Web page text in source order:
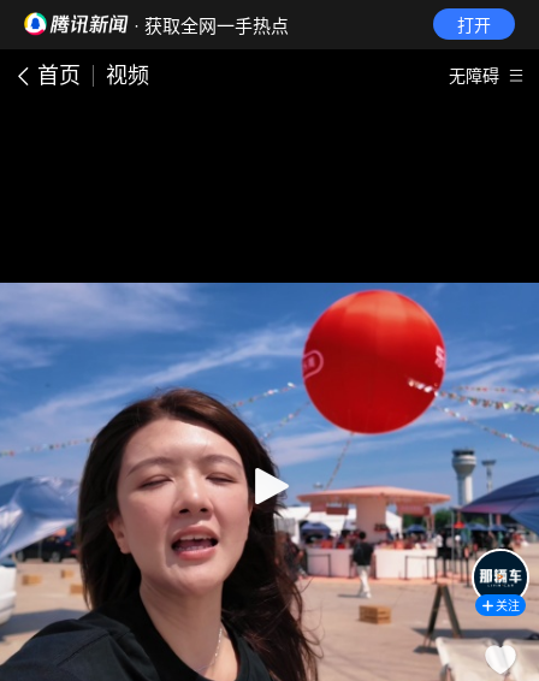
· 获取全网一手热点 打开
首页 视频 无障碍
关注